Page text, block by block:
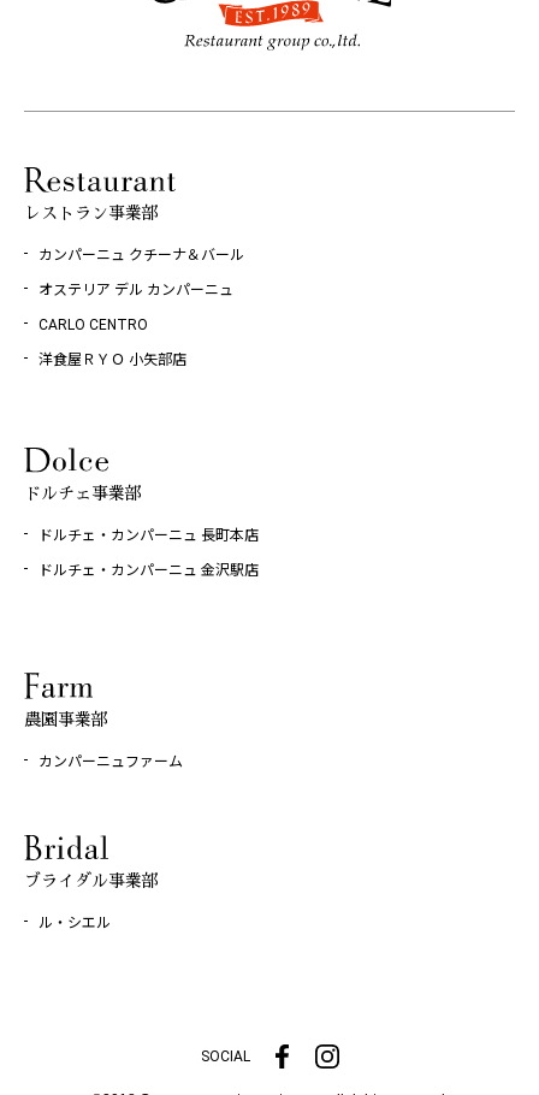
レストラン事業部
カンパーニュ クチーナ＆バール
オステリア デル カンパーニュ
CARLO CENTRO
洋食屋ＲＹＯ 小矢部店
ドルチェ事業部
ドルチェ・カンパーニュ 長町本店
ドルチェ・カンパーニュ 金沢駅店
農園事業部
カンパーニュファーム
ブライダル事業部
ル・シエル
SOCIAL